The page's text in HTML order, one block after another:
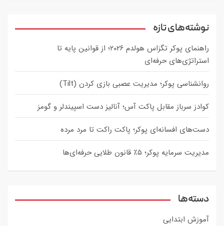
c
نوشته‌های تازه
راهنمای پوکر تگزاس هولدم ۲۰۲۶؛ از قوانین پایه تا
استراتژی‌های حرفه‌ای
روانشناسی پوکر؛ مدیریت عصبی بازی کردن (Tilt)
کوادز سرباز مقابل پاکت آس؛ آنالیز دست اسپیندلر و گومز
دست‌های افسانه‌ای پوکر؛ پاکت راکت تا مرد مرده
مدیریت سرمایه پوکر؛ ۵٪ قانون طلایی حرفه‌ای‌ها
دسته‌ها
آموزش ابتدایی